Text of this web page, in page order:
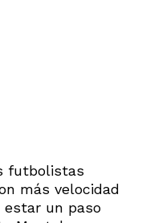
futbolistas
más velocidad
estar un paso